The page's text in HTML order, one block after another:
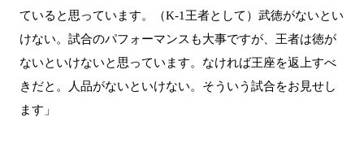
ていると思っています。（K-1王者として）武徳がないとい
けない。試合のパフォーマンスも大事ですが、王者は徳が
ないといけないと思っています。なければ王座を返上すべ
きだと。人品がないといけない。そういう試合をお見せし
ます」